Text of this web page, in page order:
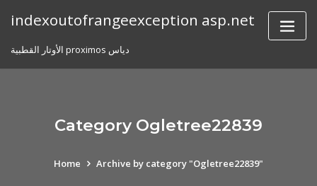
indexoutofrangeexception asp.net
الأوتار القطبية proximos دياس
Category Ogletree22839
Home Archive by category "Ogletree22839"